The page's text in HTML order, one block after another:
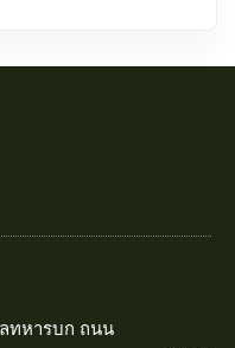
ทหารบก ถนน